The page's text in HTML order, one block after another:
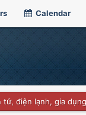
Calendar
tử, điện lạnh, gia dụng